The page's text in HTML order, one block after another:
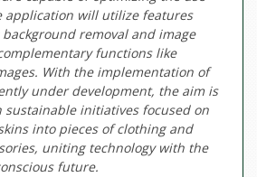
application will utilize features
removal and image
functions like
With the implementation of
under development, the aim is
sustainable initiatives focused on
into pieces of clothing and
uniting technology with the
future.